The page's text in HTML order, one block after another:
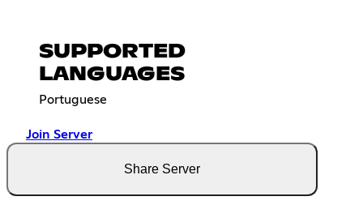
SUPPORTED
LANGUAGES
Portuguese
Join Server
Share Server